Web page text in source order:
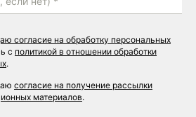
согласие на обработку персональных
с политикой в отношении обработки
.
согласие на получение рассылки
материалов.